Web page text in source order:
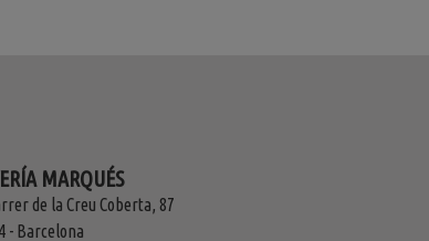
MARQUÉS
de la Creu Coberta, 87
- Barcelona